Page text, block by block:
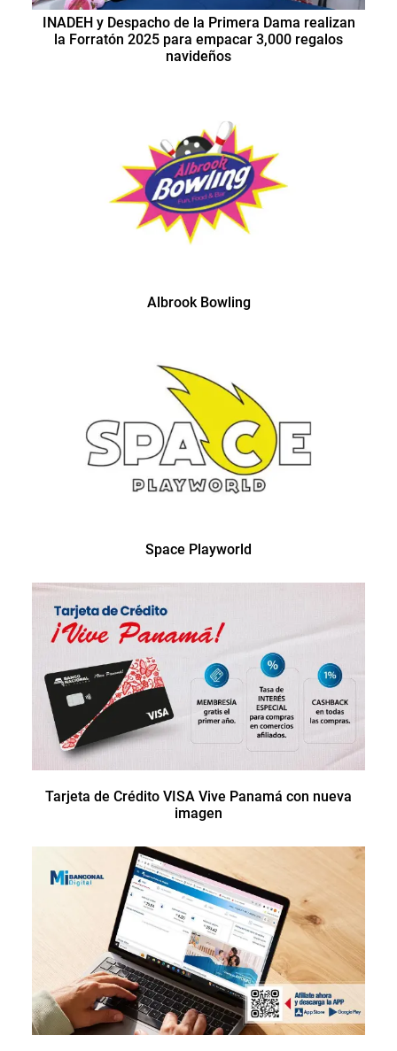
INADEH y Despacho de la Primera Dama realizan
la Forratón 2025 para empacar 3,000 regalos
navideños
Albrook Bowling
Space Playworld
Tarjeta de Crédito VISA Vive Panamá con nueva
imagen